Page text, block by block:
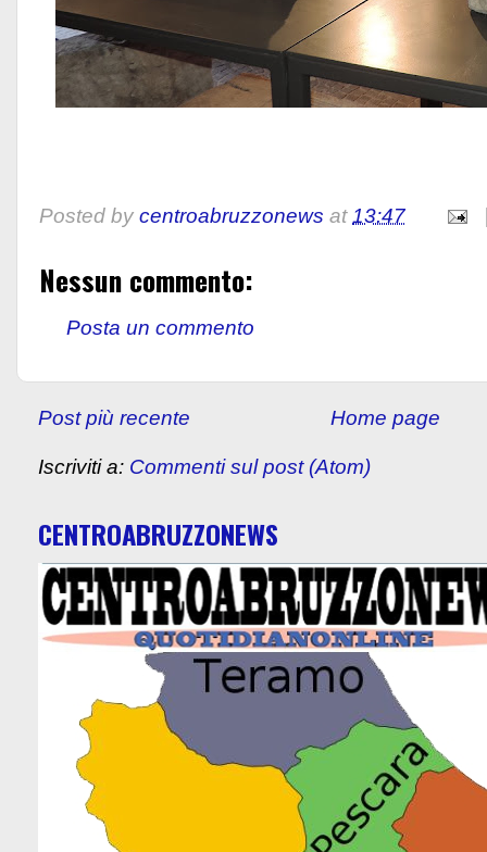
Posted by centroabruzzonews at13:47
Nessun commento:
Posta un commento
Post più recente Home page
Iscriviti a: Commenti sul post (Atom)
CENTROABRUZZONEWS